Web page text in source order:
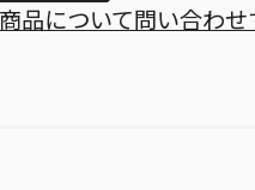
品について問い合わせ